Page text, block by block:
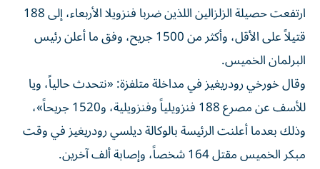
ارتفعت حصيلة الزلزالين اللذين ضربا فنزويلا الأربعاء، إلى 188
قتيلاً على الأقل، وأكثر من 1500 جريح، وفق ما أعلن رئيس
البرلمان الخميس.
وقال خورخي رودريغيز في مداخلة متلفزة: «نتحدث حالياً، ويا
للأسف عن مصرع 188 فنزويلياً وفنزويلية، و1520 جريحاً»،
وذلك بعدما أعلنت الرئيسة بالوكالة ديلسي رودريغيز في وقت
مبكر الخميس مقتل 164 شخصاً، وإصابة ألف آخرين.